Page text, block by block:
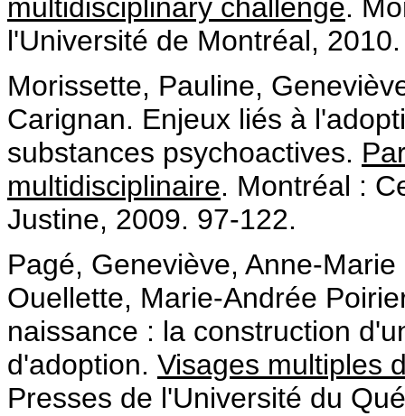
multidisciplinary challenge.
l'Université de Montréal,
Morissette, Pauline,
Carignan. Enjeux liés à
substances psychoactives.
multidisciplinaire. Montréal :
Justine, 2009. 97-122.
Pagé, Geneviève, Anne-
Ouellette, Marie-Andrée
naissance : la construction
d'adoption. Visages multiples
Presses de l'Université du